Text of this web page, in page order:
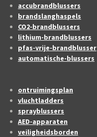
accubrandblussers
brandslanghaspels
CO2-brandblussers
lithium-brandblussers
pfas-vrije-brandblusser
automatische-blussers
ontruimingsplan
vluchtladders
sprayblussers
AED-apparaten
veiligheidsborden